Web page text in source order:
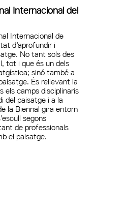
Internacional del
Internacional de
d’aprofundir i
No tant sols des
tot i que és un dels
sinó també a
És rellevant la
els camps disciplinaris
del paisatge i a la
la Biennal gira entorn
segons
de professionals
el paisatge.